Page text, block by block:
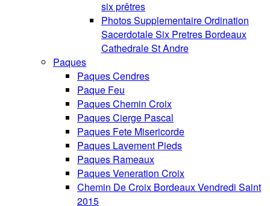
six prêtres
Photos Supplementaire Ordination
Sacerdotale Six Pretres Bordeaux
Cathedrale St Andre
Paques
Paques Cendres
Paque Feu
Paques Chemin Croix
Paques Cierge Pascal
Paques Fete Misericorde
Paques Lavement Pieds
Paques Rameaux
Paques Veneration Croix
Chemin De Croix Bordeaux Vendredi Saint
2015